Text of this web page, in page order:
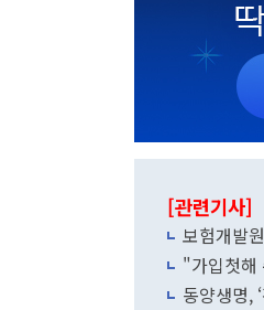
[관련기사]
보험개발
"가입첫해
동양생명,